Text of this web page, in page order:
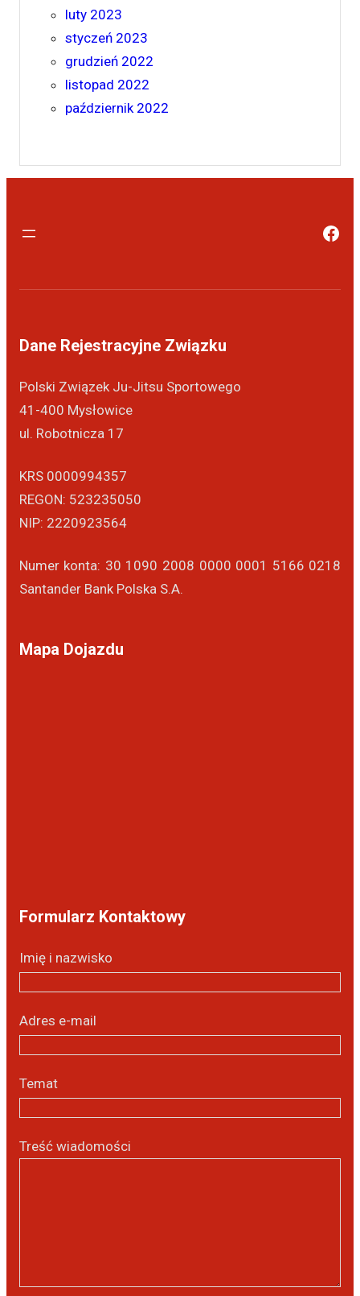
luty 2023
styczeń 2023
grudzień 2022
listopad 2022
październik 2022
Dane Rejestracyjne Związku
Polski Związek Ju-Jitsu Sportowego
41-400 Mysłowice
ul. Robotnicza 17
KRS 0000994357
REGON: 523235050
NIP: 2220923564
Numer konta: 30 1090 2008 0000 0001 5166 0218
Santander Bank Polska S.A.
Mapa Dojazdu
Formularz Kontaktowy
Imię i nazwisko
Adres e-mail
Temat
Treść wiadomości